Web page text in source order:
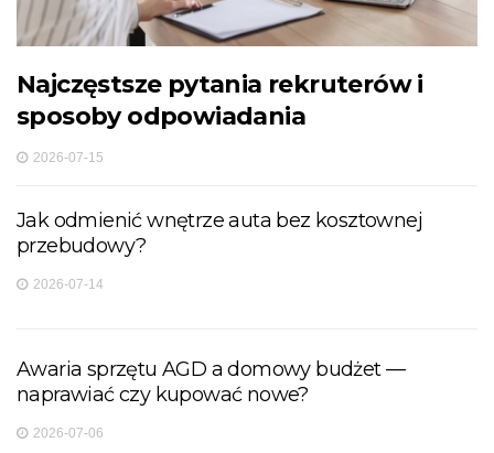
Najczęstsze pytania rekruterów i
sposoby odpowiadania
2026-07-15
Jak odmienić wnętrze auta bez kosztownej
przebudowy?
2026-07-14
Awaria sprzętu AGD a domowy budżet —
naprawiać czy kupować nowe?
2026-07-06